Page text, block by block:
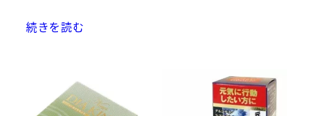
続きを読む